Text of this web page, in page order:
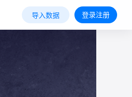
导入数据 登录注册